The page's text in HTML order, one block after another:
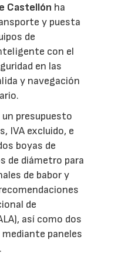
Castellón ha
y puesta
de
con el
en las
y navegación
presupuesto
IVA excluido, e
boyas de
de diámetro para
de babor y
de
así como dos
paneles